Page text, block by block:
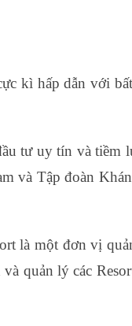
kì hấp dẫn với
tư uy tín và tiềm
và Tập đoàn
là một đơn vị
quản lý các